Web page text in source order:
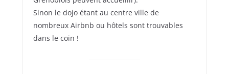
Sinon le dojo étant au centre ville de
nombreux Airbnb ou hôtels sont trouvables
dans le coin !